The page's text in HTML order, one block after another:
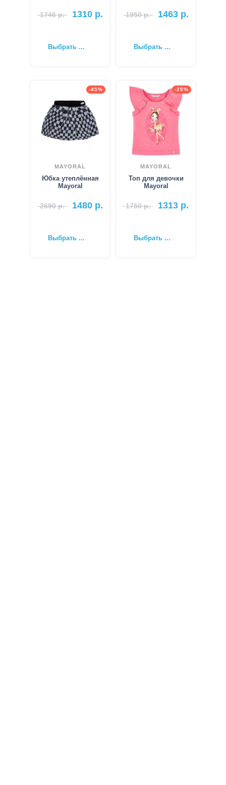
1746р. 1310 р.
Выбрать ...
1950р. 1463 р.
Выбрать ...
-45%
MAYORAL
Юбка утеплённая
Mayoral
2690р. 1480 р.
Выбрать ...
-25%
MAYORAL
Топ для девочки
Mayoral
1750р. 1313 р.
Выбрать ...